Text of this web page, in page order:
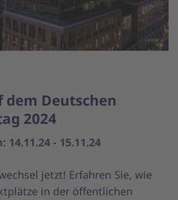
dem Deutschen
2024
14.11.24 - 15.11.24
jetzt! Erfahren Sie, wie
in der öffentlichen